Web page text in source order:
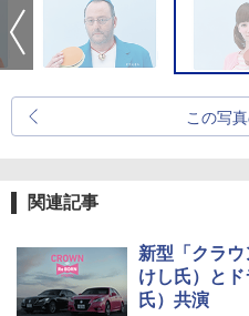
この写
関連記事
新型「クラ
けし氏）と
氏）共演